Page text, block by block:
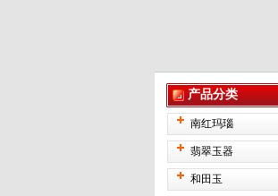
产品分类
南红玛瑙
翡翠玉器
和田玉